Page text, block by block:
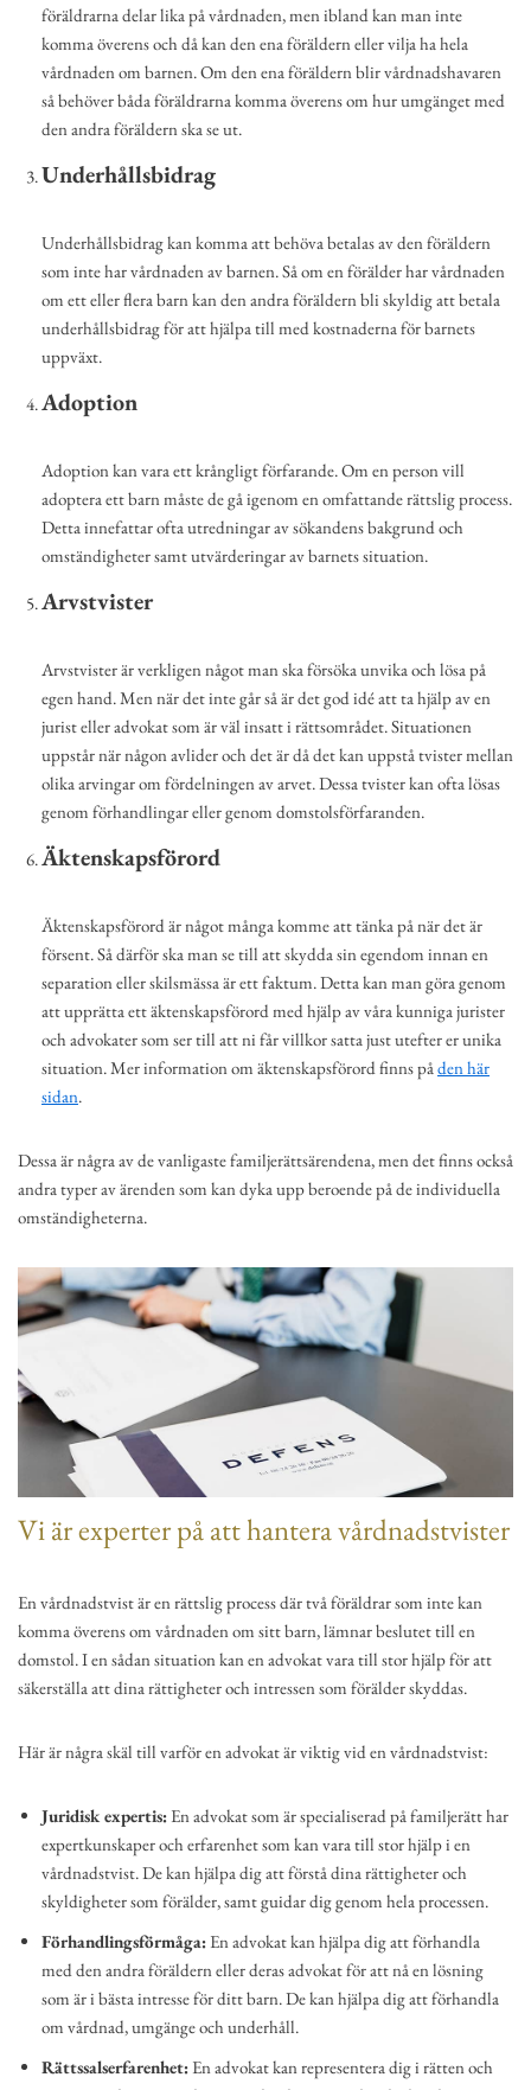
föräldrarna delar lika på vårdnaden, men ibland kan man inte
komma överens och då kan den ena föräldern eller vilja ha hela
vårdnaden om barnen. Om den ena föräldern blir vårdnadshavaren
så behöver båda föräldrarna komma överens om hur umgänget med
den andra föräldern ska se ut.
Underhållsbidrag
Underhållsbidrag kan komma att behöva betalas av den föräldern
som inte har vårdnaden av barnen. Så om en förälder har vårdnaden
om ett eller flera barn kan den andra föräldern bli skyldig att betala
underhållsbidrag för att hjälpa till med kostnaderna för barnets
uppväxt.
Adoption
Adoption kan vara ett krångligt förfarande. Om en person vill
adoptera ett barn måste de gå igenom en omfattande rättslig process.
Detta innefattar ofta utredningar av sökandens bakgrund och
omständigheter samt utvärderingar av barnets situation.
Arvstvister
Arvstvister är verkligen något man ska försöka unvika och lösa på
egen hand. Men när det inte går så är det god idé att ta hjälp av en
jurist eller advokat som är väl insatt i rättsområdet. Situationen
uppstår när någon avlider och det är då det kan uppstå tvister mellan
olika arvingar om fördelningen av arvet. Dessa tvister kan ofta lösas
genom förhandlingar eller genom domstolsförfaranden.
Äktenskapsförord
Äktenskapsförord är något många komme att tänka på när det är
försent. Så därför ska man se till att skydda sin egendom innan en
separation eller skilsmässa är ett faktum. Detta kan man göra genom
att upprätta ett äktenskapsförord med hjälp av våra kunniga jurister
och advokater som ser till att ni får villkor satta just utefter er unika
situation. Mer information om äktenskapsförord finns påden här
sidan.
Dessa är några av de vanligaste familjerättsärendena, men det finns också
andra typer av ärenden som kan dyka upp beroende på de individuella
omständigheterna.
Vi är experter på att hantera vårdnadstvister
En vårdnadstvist är en rättslig process där två föräldrar som inte kan
komma överens om vårdnaden om sitt barn, lämnar beslutet till en
domstol. I en sådan situation kan en advokat vara till stor hjälp för att
säkerställa att dina rättigheter och intressen som förälder skyddas.
Här är några skäl till varför en advokat är viktig vid en vårdnadstvist:
Juridisk expertis: En advokat som är specialiserad på familjerätt har
expertkunskaper och erfarenhet som kan vara till stor hjälp i en
vårdnadstvist. De kan hjälpa dig att förstå dina rättigheter och
skyldigheter som förälder, samt guidar dig genom hela processen.
Förhandlingsförmåga: En advokat kan hjälpa dig att förhandla
med den andra föräldern eller deras advokat för att nå en lösning
som är i bästa intresse för ditt barn. De kan hjälpa dig att förhandla
om vårdnad, umgänge och underhåll.
Rättssalserfarenhet: En advokat kan representera dig i rätten och